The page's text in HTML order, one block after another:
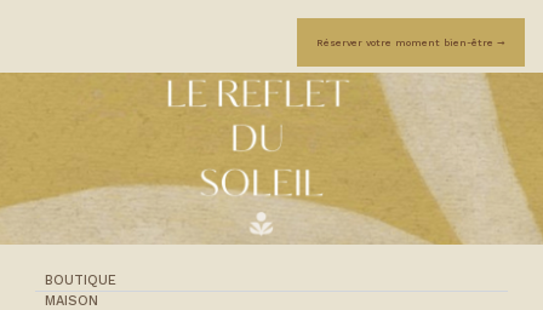
contenu
Réserver votre moment bien-être ➞
BOUTIQUE
MAISON